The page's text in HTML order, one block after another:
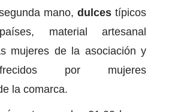
mano, dulces típicos
material artesanal
mujeres de la asociación y
por mujeres
la comarca.